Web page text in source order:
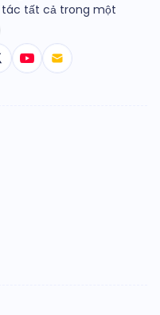
tác tất cả trong một